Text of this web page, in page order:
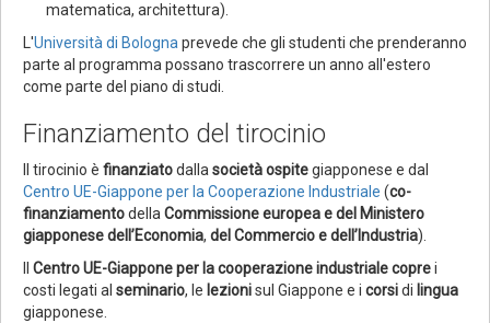
matematica, architettura).
L'Università di Bologna prevede che gli studenti che prenderanno
parte al programma possano trascorrere un anno all'estero
come parte del piano di studi.
Finanziamento del tirocinio
Il tirocinio è finanziatodalla società ospitegiapponese e dal
Centro UE-Giappone per la Cooperazione Industriale (co-
finanziamentodella Commissione europea e del Ministero
giapponese dell’Economia, del Commercio e dell’Industria).
Centro UE-Giapponeper la cooperazione industriale coprei
costi legati al seminario, le lezionisul Giappone e i corsidi lingua
giapponese.